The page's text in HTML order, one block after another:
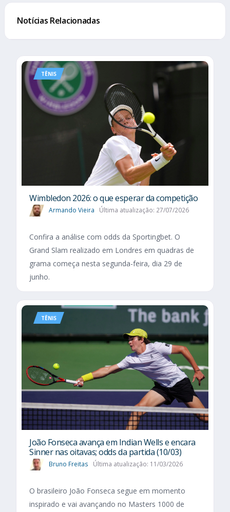
Notícias Relacionadas
TÊNIS
Wimbledon 2026: o que esperar da competição
Armando Vieira Última atualização: 27/07/2026
Confira a análise com odds da Sportingbet. O
Grand Slam realizado em Londres em quadras de
grama começa nesta segunda-feira, dia 29 de
junho.
TÊNIS
João Fonseca avança em Indian Wells e encara
Sinner nas oitavas; odds da partida (10/03)
Bruno Freitas Última atualização: 11/03/2026
O brasileiro João Fonseca segue em momento
inspirado e vai avançando no Masters 1000 de